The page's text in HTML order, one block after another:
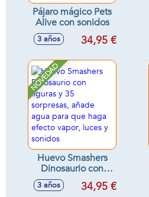
Pájaro mágico Pets
Alive con sonidos
3 años 34,95 €
NOVEDAD
Huevo Smashers
Dinosaurio con
figuras y 35
sorpresas, añade
3 años 34,95 €